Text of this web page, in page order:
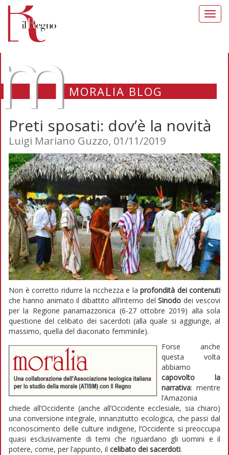
MORALIA BLOG
Preti sposati: dov’è la novità
Luigi Mariano Guzzo, 01/11/2019
Non è corretto ridurre la ricchezza e la profondità dei contenuti
che hanno animato il dibattito all’interno delSinodo dei vescovi
per la Regione panamazzonica (6-27 ottobre 2019) alla sola
questione del celibato dei sacerdoti (alla quale si aggiunge, al
massimo, quella del diaconato femminile).
Forse anche
questa volta
abbiamo
capovolto la
narrativa: mentre
l’Amazonia
chiede all’Occidente (anche all’Occidente ecclesiale, sia chiaro)
una conversione integrale, innanzitutto ecologica, che passi dal
riconoscimento delle culture indigene, l’Occidente si preoccupa
quasi esclusivamente di temi che riguardano gli uomini e il
potere, come, per l’appunto, il celibato dei sacerdoti.